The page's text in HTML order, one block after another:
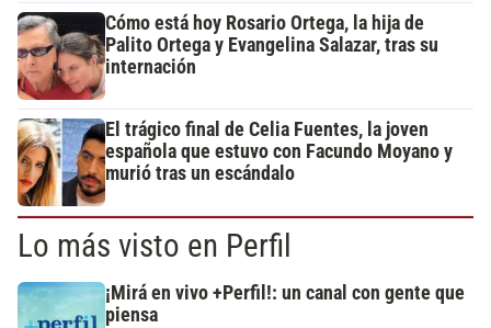
Cómo está hoy Rosario Ortega, la hija de
Palito Ortega y Evangelina Salazar, tras su
internación
El trágico final de Celia Fuentes, la joven
española que estuvo con Facundo Moyano y
murió tras un escándalo
Lo más visto en Perfil
¡Mirá en vivo +Perfil!: un canal con gente que
piensa